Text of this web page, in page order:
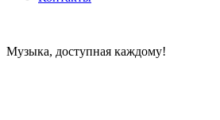
Музыка, доступная каждому!